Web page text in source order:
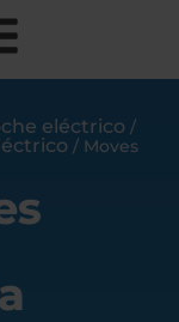
eléctrico /
/ Moves